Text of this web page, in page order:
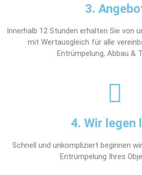
3.
Innerhalb 12 Stunden erhalten Sie von
mit Wertausgleich für alle
Entrümpelung, Abbau &
4. Wir legen
Schnell und unkompliziert beginnen
Entrümpelung Ihres